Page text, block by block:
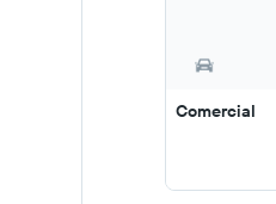
Comercial